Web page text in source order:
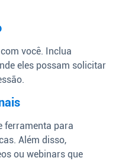
você. Inclua
eles possam solicitar
ferramenta para
Além disso,
ou webinars que